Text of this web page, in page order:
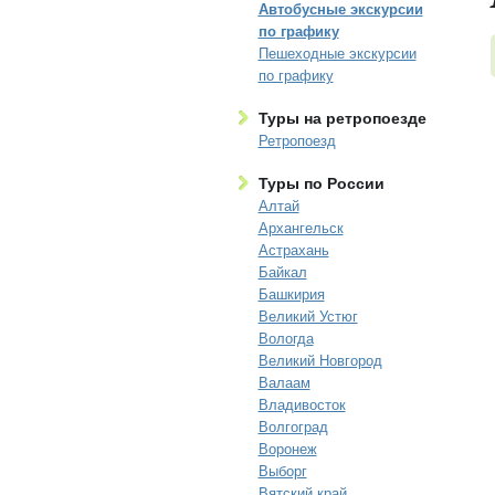
Автобусные экскурсии
по графику
Пешеходные экскурсии
по графику
Туры на ретропоезде
Ретропоезд
Туры по России
Алтай
Архангельск
Астрахань
Байкал
Башкирия
Великий Устюг
Вологда
Великий Новгород
Валаам
Владивосток
Волгоград
Воронеж
Выборг